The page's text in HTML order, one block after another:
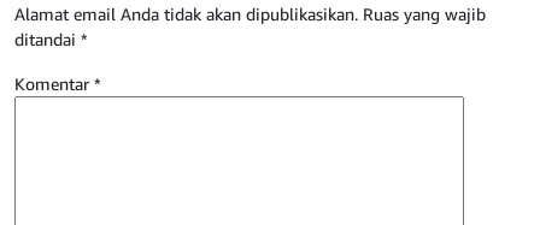
Alamat email Anda tidak akan dipublikasikan. Ruas yang wajib
ditandai *
Komentar *